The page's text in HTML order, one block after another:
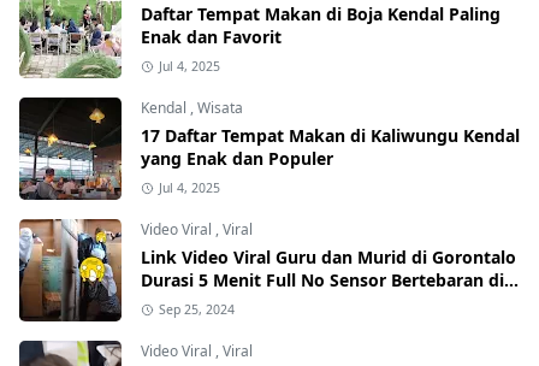
Daftar Tempat Makan di Boja Kendal Paling
Enak dan Favorit
Jul 4, 2025
Kendal ,Wisata
17 Daftar Tempat Makan di Kaliwungu Kendal
yang Enak dan Populer
Jul 4, 2025
Video Viral ,Viral
Link Video Viral Guru dan Murid di Gorontalo
Durasi 5 Menit Full No Sensor Bertebaran di
Internet, Hati-Hati Phising!
Sep 25, 2024
Video Viral ,Viral